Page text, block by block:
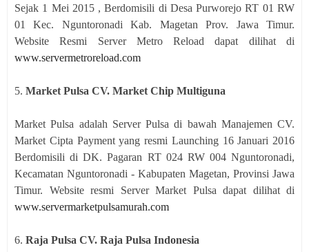
Sejak 1 Mei 2015 , Berdomisili di Desa Purworejo RT 01 RW
01 Kec. Nguntoronadi Kab. Magetan Prov. Jawa Timur.
Website Resmi Server Metro Reload dapat dilihat di
www.servermetroreload.com
5. Market Pulsa CV. Market Chip Multiguna
Market Pulsa adalah Server Pulsa di bawah Manajemen CV.
Market Cipta Payment yang resmi Launching 16 Januari 2016
Berdomisili di DK. Pagaran RT 024 RW 004 Nguntoronadi,
Kecamatan Nguntoronadi - Kabupaten Magetan, Provinsi Jawa
Timur. Website resmi Server Market Pulsa dapat dilihat di
www.servermarketpulsamurah.com
6. Raja Pulsa CV. Raja Pulsa Indonesia